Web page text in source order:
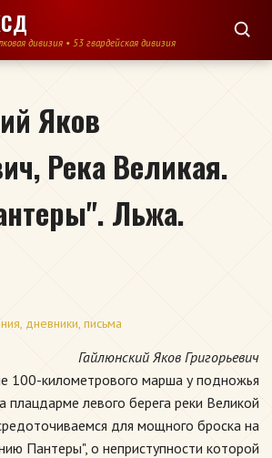
дивизия • 53 гвардейская дивизия
Яков
Река Великая.
Льжа.
дневники, письма
Гайлюнский Яков Григорьевич
100-километрового марша у подножья
плацдарме левого берега реки Великой
для мощного броска на
Пантеры", о неприступности которой